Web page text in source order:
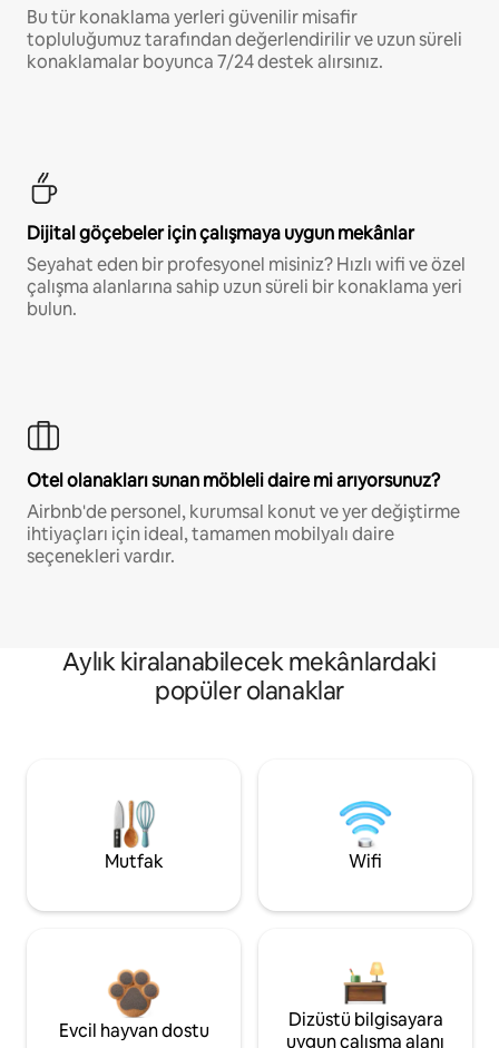
Bu tür konaklama yerleri güvenilir misafir
topluluğumuz tarafından değerlendirilir ve uzun süreli
konaklamalar boyunca 7/24 destek alırsınız.
Dijital göçebeler için çalışmaya uygun mekânlar
Seyahat eden bir profesyonel misiniz? Hızlı wifi ve özel
çalışma alanlarına sahip uzun süreli bir konaklama yeri
bulun.
Otel olanakları sunan möbleli daire mi arıyorsunuz?
Airbnb'de personel, kurumsal konut ve yer değiştirme
ihtiyaçları için ideal, tamamen mobilyalı daire
seçenekleri vardır.
Aylık kiralanabilecek mekânlardaki
popüler olanaklar
Mutfak Wifi
Evcil hayvan dostu
Dizüstü bilgisayara
uygun çalışma alanı